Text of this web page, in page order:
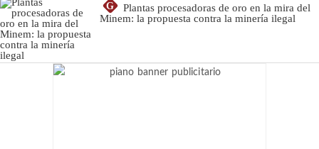
G
Plantas procesadoras de oro en la mira del
Minem: la propuesta contra la minería ilegal